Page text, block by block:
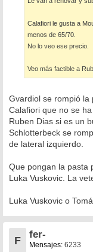
Calafiori le gusta a
menos de 65/70.
No lo veo ese precio.
Veo más factible a
Gvardiol se rompió la
Calafiori que no se
Ruben Dias si es un
Schlotterbeck se
de lateral izquierdo.
Que pongan la pasta
Luka Vuskovic. La
Luka Vuskovic o
F
fer-
Mensajes: 6233